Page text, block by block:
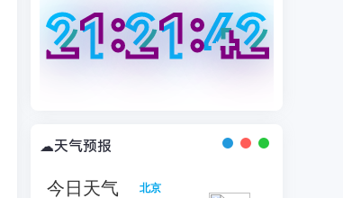
21:21:43
21:21:43
21:21:43
21:21:43
☁天气预报